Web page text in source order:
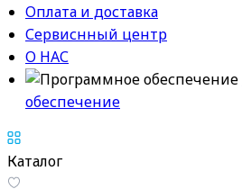
Оплата и доставка
Сервиснный центр
О НАС
обеспечение
Каталог